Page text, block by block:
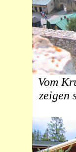
Vom
zeigen